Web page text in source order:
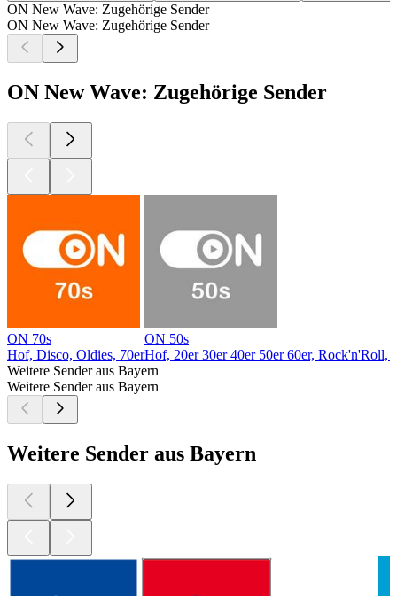
ON New Wave: Zugehörige Sender
ON New Wave: Zugehörige Sender
ON New Wave: Zugehörige Sender
ON 70s
Hof, Disco, Oldies, 70er
ON 50s
Hof, 20er 30er 40er 50er 60er, Rock'n'Roll,
Weitere Sender aus Bayern
Weitere Sender aus Bayern
Weitere Sender aus Bayern